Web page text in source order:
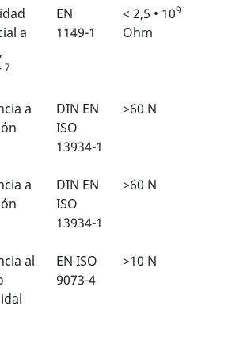
a
7
EN
1149-1
< 2,5 • 109
Ohm
a
DIN EN
ISO
13934-1
>60 N
a
DIN EN
ISO
13934-1
>60 N
al
EN ISO
9073-4
>10 N